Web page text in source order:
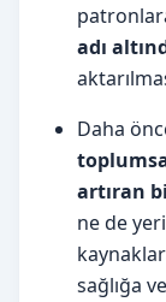
adı
Daha
artıran
ne de
sağlığa